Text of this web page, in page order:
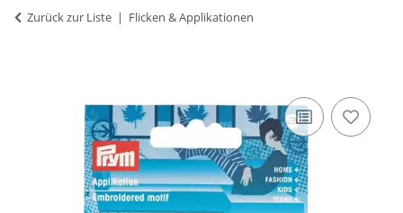
Zurück zur Liste Flicken & Applikationen